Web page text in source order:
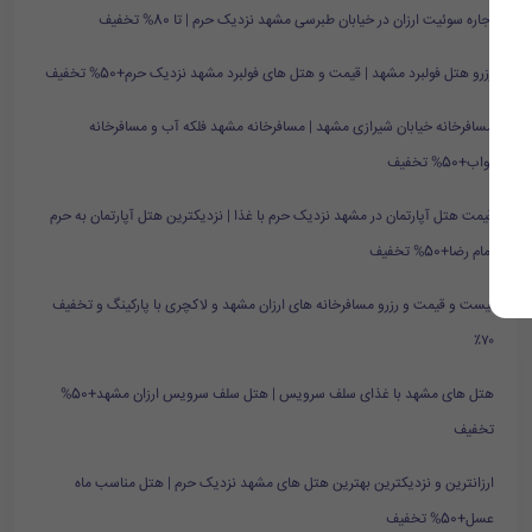
اجاره سوئیت ارزان در خیابان طبرسی مشهد نزدیک حرم | تا 80% تخفیف
رزرو هتل فولبرد مشهد | قیمت و هتل های فولبرد مشهد نزدیک حرم+50% تخفیف
مسافرخانه خیابان شیرازی مشهد | مسافرخانه مشهد فلکه آب و مسافرخانه
نواب+50% تخفیف
قیمت هتل آپارتمان در مشهد نزدیک حرم با غذا | نزدیکترین هتل آپارتمان به حرم
امام رضا+50% تخفیف
لیست و قیمت و رزرو مسافرخانه های ارزان مشهد و لاکچری با پارکینگ و تخفیف
۷۰٪
هتل های مشهد با غذای سلف سرویس | هتل سلف سرویس ارزان مشهد+50%
تخفیف
ارزانترین و نزدیکترین بهترین هتل های مشهد نزدیک حرم | هتل مناسب ماه
عسل+50% تخفیف